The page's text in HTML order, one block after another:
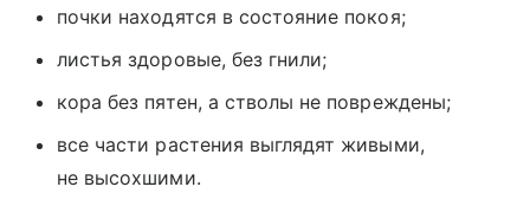
почки находятся в состояние покоя;
листья здоровые, без гнили;
кора без пятен, а стволы не повреждены;
все части растения выглядят живыми,
не высохшими.